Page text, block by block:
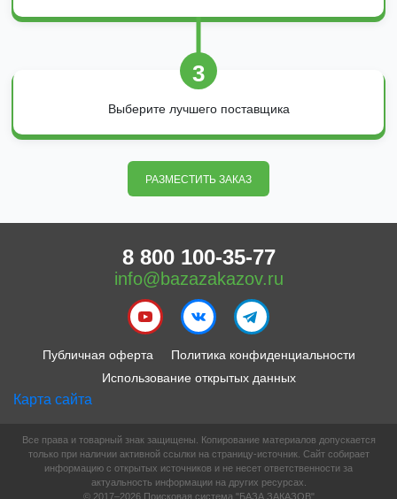
3
Выберите лучшего поставщика
РАЗМЕСТИТЬ ЗАКАЗ
Публичная оферта
Политика конфиденциальности
Использование открытых данных
Карта сайта
8 800 100-35-77
info@bazazakazov.ru
Все права и товарный знак защищены. Копирование материалов допускается
только при наличии активной ссылки на страницу-источник. Сайт собирает
информацию с открытых источников и не несет ответственности за
актуальность информации на других ресурсах.
© 2017–2026 Поисковая система "БАЗА ЗАКАЗОВ"